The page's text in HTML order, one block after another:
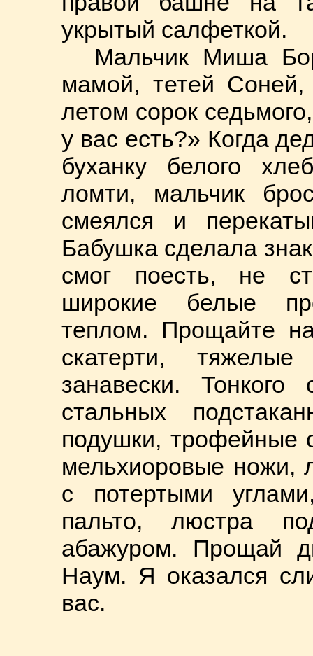
укрытый салфеткой.
Мальчик Миша
мамой, тетей Соней,
летом сорок
у вас есть?» Когда
буханку белого
ломти, мальчик
смеялся и
Бабушка сделала
смог поесть, не
широкие белые
теплом. Прощайте
скатерти,
занавески.
стальных
подушки, трофейные
мельхиоровые ножи,
с потертыми
пальто, люстра
абажуром. Прощай
Наум. Я оказался
вас.